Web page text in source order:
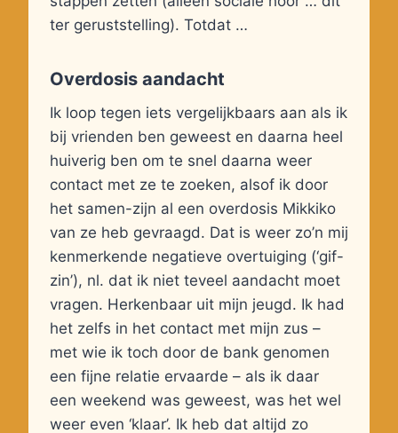
ter geruststelling). Totdat …
Overdosis aandacht
Ik loop tegen iets vergelijkbaars aan als ik
bij vrienden ben geweest en daarna heel
huiverig ben om te snel daarna weer
contact met ze te zoeken, alsof ik door
het samen-zijn al een overdosis Mikkiko
van ze heb gevraagd. Dat is weer zo’n mij
kenmerkende negatieve overtuiging (‘gif-
zin’), nl. dat ik niet teveel aandacht moet
vragen. Herkenbaar uit mijn jeugd. Ik had
het zelfs in het contact met mijn zus –
met wie ik toch door de bank genomen
een fijne relatie ervaarde – als ik daar
een weekend was geweest, was het wel
weer even ‘klaar’. Ik heb dat altijd zo